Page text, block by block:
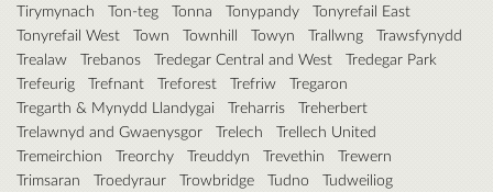
Tirymynach
Ton-teg Tonna Tonypandy
Tonyrefail East
Tonyrefail West
Town Townhill Towyn Trallwng
Trawsfynydd
Trealaw
Trebanos Tredegar Central and West
Tredegar Park
Trefeurig
Trefnant Treforest Trefriw
Tregaron
Tregarth & Mynydd Llandygai
Treharris
Treherbert
Trelawnyd and Gwaenysgor
Trelech
Trellech United
Tremeirchion
Treorchy Treuddyn Trevethin
Trewern
Trimsaran
Troedyraur Trowbridge Tudno
Tudweiliog